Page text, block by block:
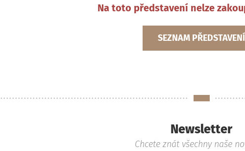
Na toto představení nelze
SEZNAM PŘEDSTAVENÍ
Newsletter
Chcete znát všechny naše